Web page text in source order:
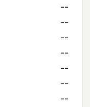
--
--
--
--
--
--
--